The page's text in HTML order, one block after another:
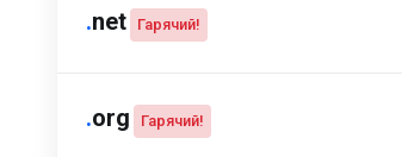
.net Гарячий!
.org Гарячий!